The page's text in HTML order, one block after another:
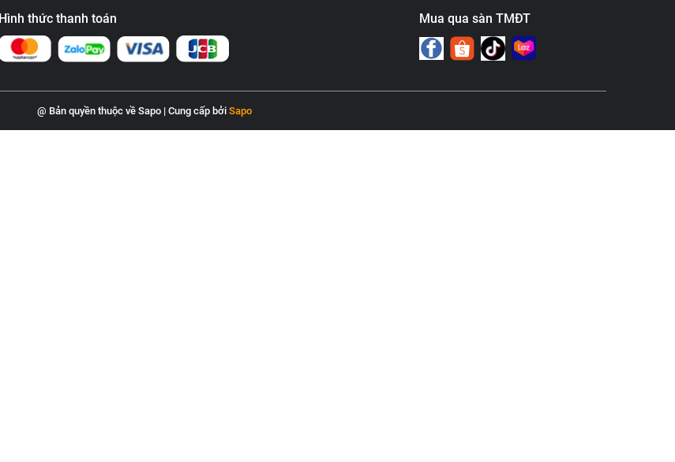
Hình thức thanh toán Mua qua sàn TMĐT
@ Bản quyền thuộc về Sapo | Cung cấp bởi Sapo